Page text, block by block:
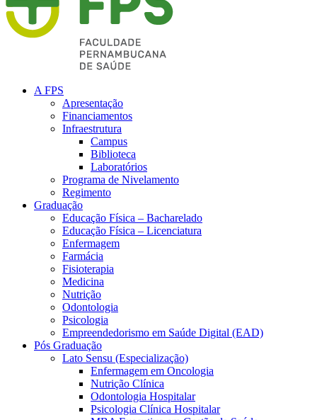
A FPS
Apresentação
Financiamentos
Infraestrutura
Campus
Biblioteca
Laboratórios
Programa de Nivelamento
Regimento
Graduação
Educação Física – Bacharelado
Educação Física – Licenciatura
Enfermagem
Farmácia
Fisioterapia
Medicina
Nutrição
Odontologia
Psicologia
Empreendedorismo em Saúde Digital (EAD)
Pós Graduação
Lato Sensu (Especialização)
Enfermagem em Oncologia
Nutrição Clínica
Odontologia Hospitalar
Psicologia Clínica Hospitalar